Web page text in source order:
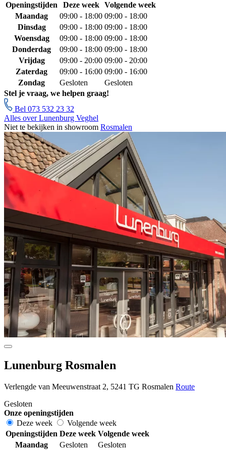
Openingstijden
Deze week
Volgende week
Maandag
09:00 - 18:00 09:00 - 18:00
Dinsdag
09:00 - 18:00 09:00 - 18:00
Woensdag
09:00 - 18:00 09:00 - 18:00
Donderdag
09:00 - 18:00 09:00 - 18:00
Vrijdag
09:00 - 20:00 09:00 - 20:00
Zaterdag
09:00 - 16:00 09:00 - 16:00
Zondag
Gesloten
Gesloten
Stel je vraag, we helpen graag!
Bel 073 532 23 32
Alles over Lunenburg Veghel
Niet te bekijken in showroom Rosmalen
Lunenburg Rosmalen
Verlengde van Meeuwenstraat 2, 5241 TG Rosmalen Route
Gesloten
Onze openingstijden
Deze week
Volgende week
Openingstijden Deze week Volgende week
Maandag
Gesloten
Gesloten